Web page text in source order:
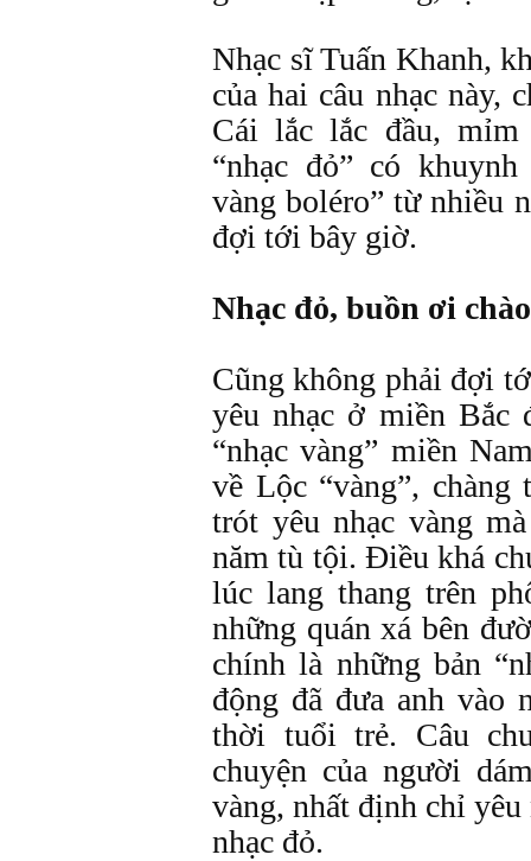
Nhạc sĩ Tuấn Khanh,
của hai câu nhạc này,
Cái lắc lắc đầu,
“nhạc đỏ” có
vàng boléro” từ nhiều
đợi tới bây giờ.
Nhạc đỏ, buồn ơi
Cũng không phải đợi
yêu nhạc ở miền Bắc
“nhạc vàng” miền
về Lộc “vàng”,
trót yêu nhạc vàng
năm tù tội. Điều khá
lúc lang thang trên
những quán xá bên
chính là những bản
động đã đưa anh vào
thời tuổi trẻ. Câu
chuyện của người
vàng, nhất định chỉ
nhạc đỏ.